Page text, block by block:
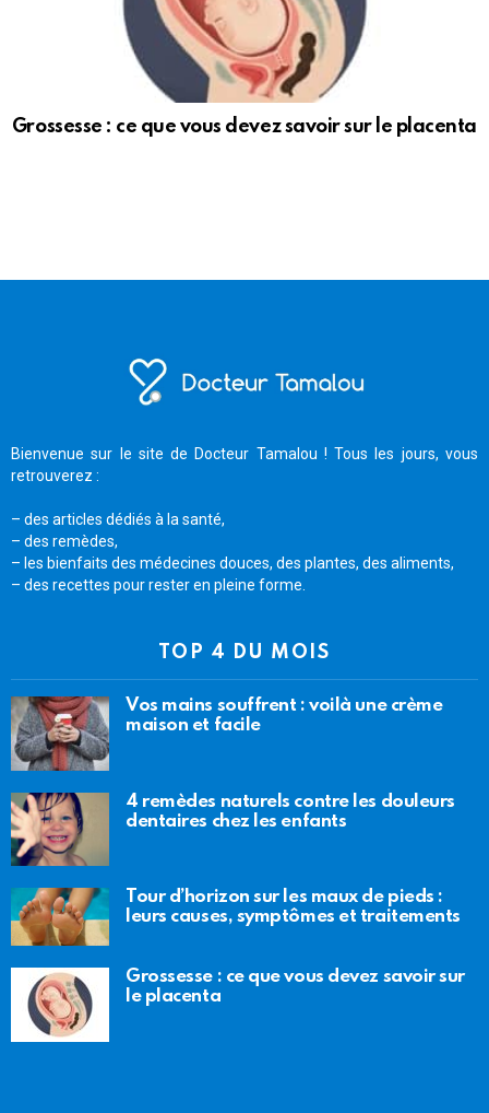
Grossesse : ce que vous devez savoir sur le placenta
Bienvenue sur le site de Docteur Tamalou ! Tous les jours, vous
retrouverez :
– des articles dédiés à la santé,
– des remèdes,
– les bienfaits des médecines douces, des plantes, des aliments,
– des recettes pour rester en pleine forme.
TOP 4 DU MOIS
Vos mains souffrent : voilà une crème
maison et facile
4 remèdes naturels contre les douleurs
dentaires chez les enfants
Tour d’horizon sur les maux de pieds :
leurs causes, symptômes et traitements
Grossesse : ce que vous devez savoir sur
le placenta